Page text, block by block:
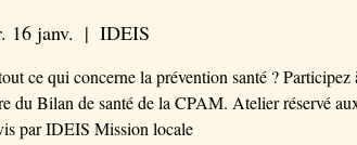
16 janv.
  |
IDEIS
ce qui concerne la prévention santé ? Participez
du Bilan de santé de la CPAM. Atelier réservé
par IDEIS Mission locale